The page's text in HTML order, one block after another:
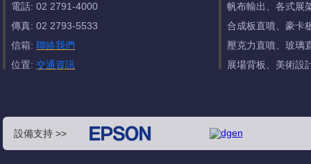
電話: 02 2791-4000
傳真: 02 2793-5533
信箱: 聯絡我們
位置: 交通資訊
帆布輸出、各式展
合成板直噴、豪卡
壓克力直噴、玻璃
展場背板、美術設
設備支持 >>